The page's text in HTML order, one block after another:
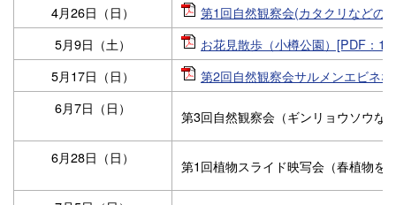
4月26日（日）
第1回自然観察会(カタクリなどの
5月9日（土）
お花見散歩（小樽公園）[PDF：
5月17日（日）
第2回自然観察会サルメンエビネ
6月7日（日）
第3回自然観察会（ギンリョウソウな
6月28日（日） 第1回植物スライド映写会（春植物を